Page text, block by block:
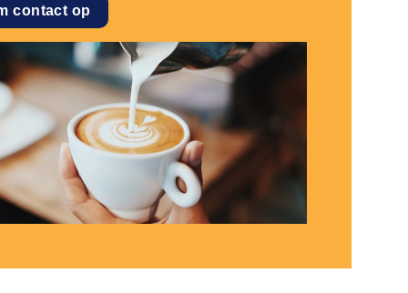
contact op